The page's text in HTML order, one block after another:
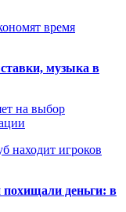
время
музыка в
на выбор
находит игроков
деньги: в